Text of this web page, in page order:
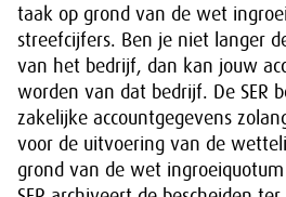
taak op grond van de wet
streefcijfers. Ben je niet langer
van het bedrijf, dan kan jouw
worden van dat bedrijf. De SER
zakelijke accountgegevens
voor de uitvoering van de
grond van de wet